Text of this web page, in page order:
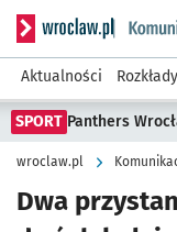
Serwis
Aktualności Rozkłady
SPORT Panthers
wroclaw.pl
Dwa